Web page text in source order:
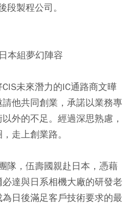
段製程公司。
本組夢幻陣容
未來潛力的IC通路商文曄
他共同創業，承諾以業務專
外的不足。經過深思熟慮，
走上創業路。
隊，伍壽國親赴日本，憑藉
達與日系相機大廠的研發老
日後滿足客戶技術要求的最